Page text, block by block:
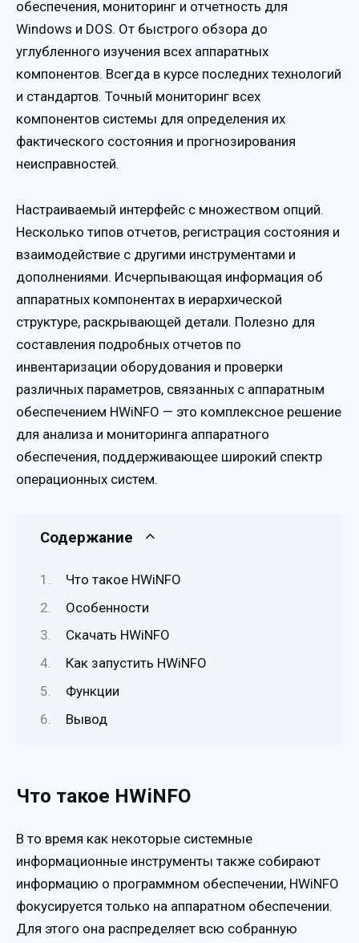
обеспечения, мониторинг и отчетность для
Windows и DOS. От быстрого обзора до
углубленного изучения всех аппаратных
компонентов. Всегда в курсе последних технологий
и стандартов. Точный мониторинг всех
компонентов системы для определения их
фактического состояния и прогнозирования
неисправностей.
Настраиваемый интерфейс с множеством опций.
Несколько типов отчетов, регистрация состояния и
взаимодействие с другими инструментами и
дополнениями. Исчерпывающая информация об
аппаратных компонентах в иерархической
структуре, раскрывающей детали. Полезно для
составления подробных отчетов по
инвентаризации оборудования и проверки
различных параметров, связанных с аппаратным
обеспечением HWiNFO — это комплексное решение
для анализа и мониторинга аппаратного
обеспечения, поддерживающее широкий спектр
операционных систем.
Содержание
Что такое HWiNFO
Особенности
Скачать HWiNFO
Как запустить HWiNFO
Функции
Вывод
Что такое HWiNFO
В то время как некоторые системные
информационные инструменты также собирают
информацию о программном обеспечении, HWiNFO
фокусируется только на аппаратном обеспечении.
Для этого она распределяет всю собранную